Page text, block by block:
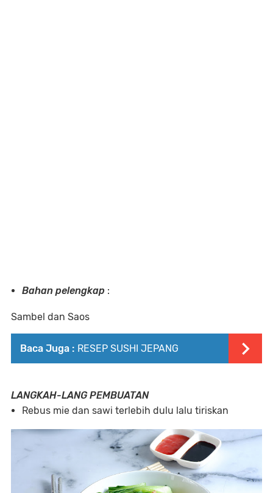
Bahan pelengkap :
Sambel dan Saos
Baca Juga : RESEP SUSHI JEPANG
LANGKAH-LANG PEMBUATAN
Rebus mie dan sawi terlebih dulu lalu tiriskan